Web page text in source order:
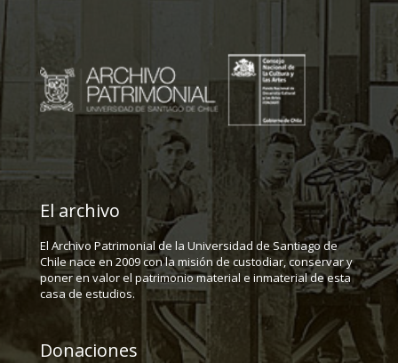
El archivo
El Archivo Patrimonial de la Universidad de Santiago de
Chile nace en 2009 con la misión de custodiar, conservar y
poner en valor el patrimonio material e inmaterial de esta
casa de estudios.
Donaciones